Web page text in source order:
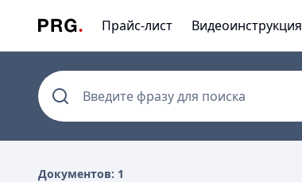
Прайс-лист Видеоинструкция
Введите фразу для поиска
Документов: 1